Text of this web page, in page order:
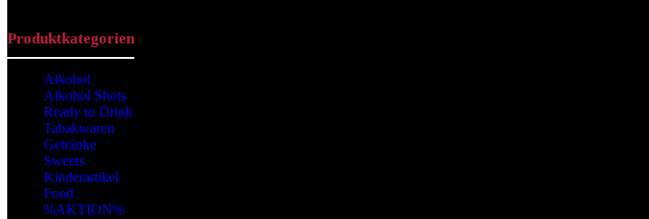
Produktkategorien
Alkohol
Alkohol Shots
Ready to Drink
Tabakwaren
Getränke
Sweets
Kinderartikel
Food
%AKTION%